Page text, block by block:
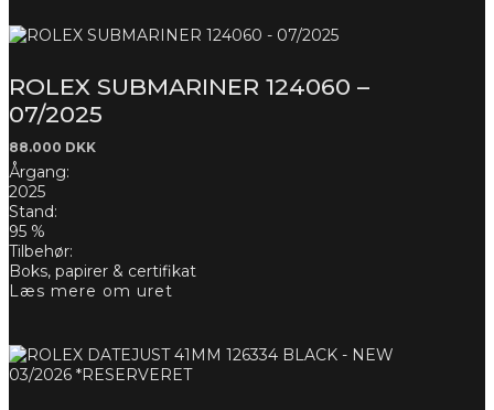
ROLEX SUBMARINER 124060 –
07/2025
88.000 DKK
Årgang:
2025
Stand:
95 %
Tilbehør:
Boks, papirer & certifikat
Læs mere om uret